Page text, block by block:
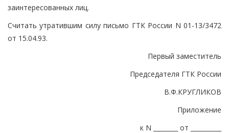
заинтересованных лиц.
Считать утратившим силу письмо ГТК России N 01-13/3472
от 15.04.93.
Первый заместитель
Председателя ГТК России
В.Ф.КРУГЛИКОВ
Приложение
к N ________ от __________